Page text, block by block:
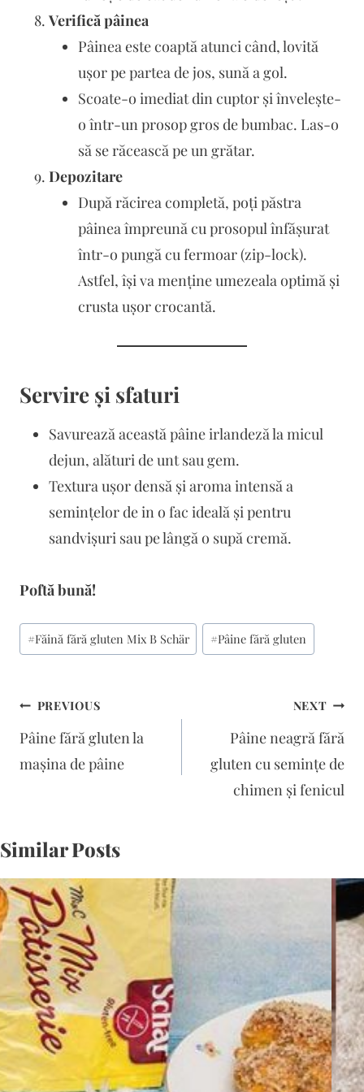
Verifică pâinea
Pâinea este coaptă atunci când, lovită
ușor pe partea de jos, sună a gol.
Scoate-o imediat din cuptor și învelește-
o într-un prosop gros de bumbac. Las-o
să se răcească pe un grătar.
Depozitare
După răcirea completă, poți păstra
pâinea împreună cu prosopul înfășurat
într-o pungă cu fermoar (zip-lock).
Astfel, își va menține umezeala optimă și
crusta ușor crocantă.
Servire și sfaturi
Savurează această pâine irlandeză la micul
dejun, alături de unt sau gem.
Textura ușor densă și aroma intensă a
semințelor de in o fac ideală și pentru
sandvișuri sau pe lângă o supă cremă.
Poftă bună!
Post
Tags:
#Făină fără gluten Mix B Schär #Pâine fără gluten
Navigare
în
articole
PREVIOUS
Pâine fără gluten la
mașina de pâine
NEXT
Pâine neagră fără
gluten cu semințe de
chimen și fenicul
Similar Posts